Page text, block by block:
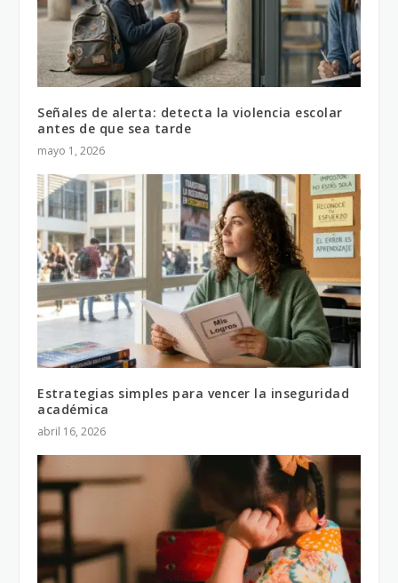
Señales de alerta: detecta la violencia escolar
antes de que sea tarde
mayo 1, 2026
Estrategias simples para vencer la inseguridad
académica
abril 16, 2026